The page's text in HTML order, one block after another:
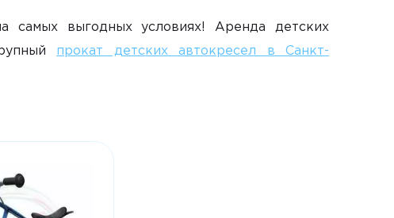
самых выгодных условиях! Аренда детских
прокат детских автокресел в Санкт-